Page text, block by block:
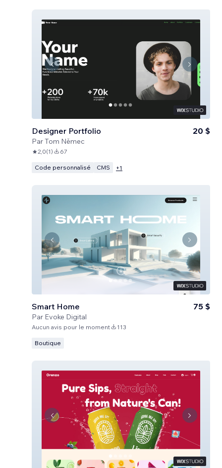
Designer Portfolio
ParTom Němec
20 $
2,0(1) 67
Code personnalisé CMS +1
Smart Home
Par Evoke Digital
75 $
Aucun avis pour le moment 113
Boutique